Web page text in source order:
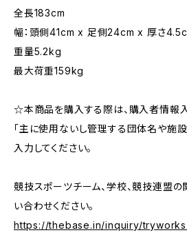
全長183cm
幅：頭側41cm x 足側24cm x 厚さ
重量5.2kg
最大荷重159kg
☆本商品を購入する際は、購入者情報
「主に使用ないし管理する団体名や施
入力してください。
競技スポーツチーム、学校、競技連盟
い合わせください。
https://thebase.in/inquiry/